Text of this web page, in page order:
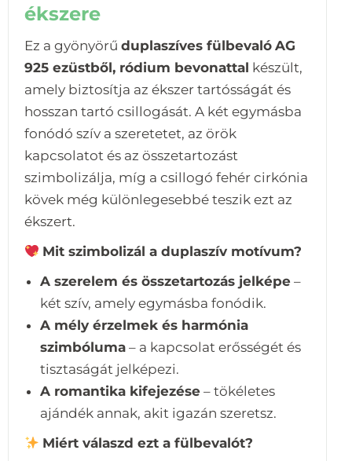
ékszere
Ez a gyönyörű duplaszíves fülbevaló AG
925 ezüstből, ródium bevonattal készült,
amely biztosítja az ékszer tartósságát és
hosszan tartó csillogását. A két egymásba
fonódó szív a szeretetet, az örök
kapcsolatot és az összetartozást
szimbolizálja, míg a csillogó fehér cirkónia
kövek még különlegesebbé teszik ezt az
ékszert.
Mit szimbolizál a duplaszív motívum?
A szerelem és összetartozás jelképe –
két szív, amely egymásba fonódik.
A mély érzelmek és harmónia
szimbóluma – a kapcsolat erősségét és
tisztaságát jelképezi.
A romantika kifejezése – tökéletes
ajándék annak, akit igazán szeretsz.
Miért válaszd ezt a fülbevalót?